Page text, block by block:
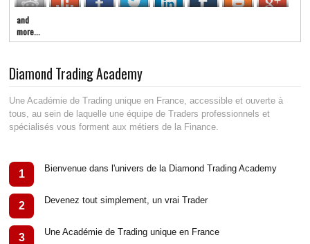
and
more...
Diamond Trading Academy
Une Académie de Trading unique en France, accessible et ouverte à
tous, au sein de laquelle une équipe de Traders professionnels et
spécialisés vous forment aux métiers de la Finance.
1 Bienvenue dans l'univers de la Diamond Trading Academy
2 Devenez tout simplement, un vrai Trader
3 Une Académie de Trading unique en France